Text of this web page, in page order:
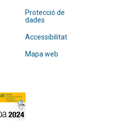
Protecció de
dades
Accessibilitat
Mapa web